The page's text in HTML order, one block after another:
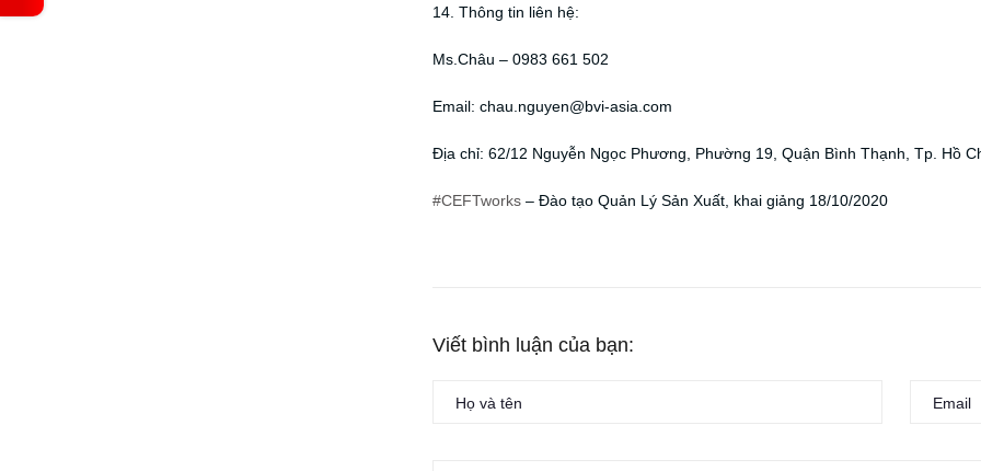
14. Thông tin liên hệ:
Ms.Châu – 0983 661 502
Email: chau.nguyen@bvi-asia.com
Địa chỉ: 62/12 Nguyễn Ngọc Phương, Phường 19, Quận Bình Thạnh, Tp. Hồ
#CEFTworks– Đào tạo Quản Lý Sản Xuất, khai giảng 18/10/2020
Viết bình luận của bạn: